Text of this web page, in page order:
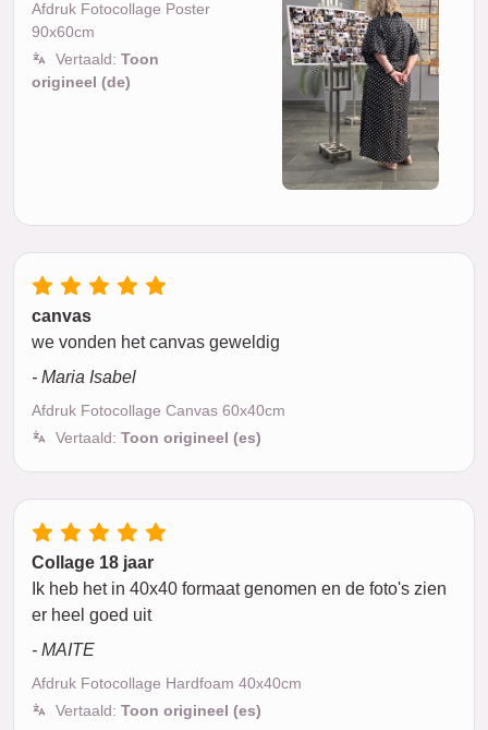
Afdruk Fotocollage Poster
90x60cm
Vertaald: Toon
origineel (de)
canvas
we vonden het canvas geweldig
- Maria Isabel
Afdruk Fotocollage Canvas 60x40cm
Vertaald: Toon origineel (es)
Collage 18 jaar
Ik heb het in 40x40 formaat genomen en de foto's zien
er heel goed uit
- MAITE
Afdruk Fotocollage Hardfoam 40x40cm
Vertaald: Toon origineel (es)